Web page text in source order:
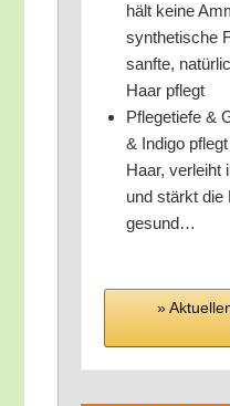
hält kei­ne
syn­the­ti­sche
sanf­te,
Haar pflegt
Pfle­ge­tie­fe &
& Indi­go
Haar, ver­leiht
und stärkt die
gesund…
»